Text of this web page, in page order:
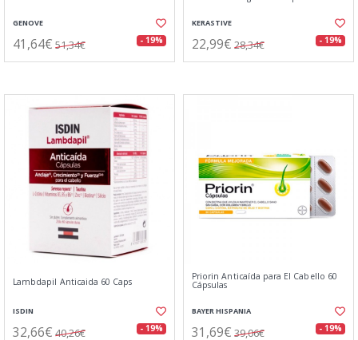
GENOVE
41,64€ 51,34€ - 19%
KERASTIVE
22,99€ 28,34€ - 19%
Lambdapil Anticaida 60 Caps
ISDIN
32,66€ 40,26€ - 19%
Priorin Anticaída para El Cabello 60
Cápsulas
BAYER HISPANIA
31,69€ 39,06€ - 19%